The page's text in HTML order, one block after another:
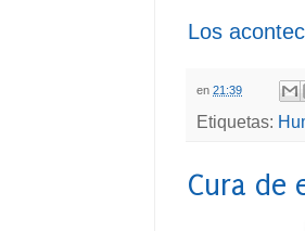
Los
en 21:39
Etiquetas:
Cura de